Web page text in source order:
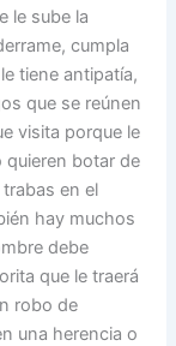
le sube la
cumpla
tiene antipatía,
que se reúnen
visita porque le
quieren botar de
en el
hay muchos
debe
que le traerá
robo de
una herencia o